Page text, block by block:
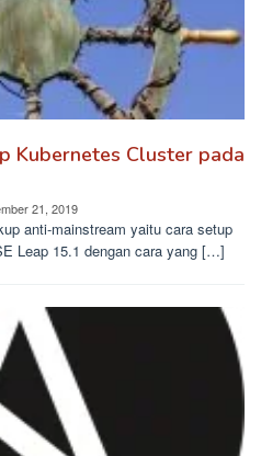
Kubernetes Cluster pada
21, 2019
anti-mainstream yaitu cara setup
Leap 15.1 dengan cara yang […]